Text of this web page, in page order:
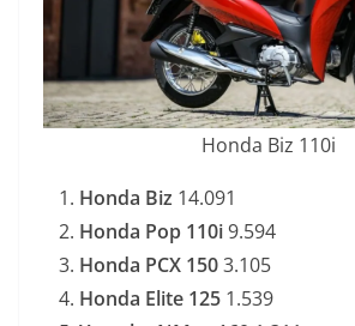
Honda Biz 110i
Honda Biz 14.091
Honda Pop 110i9.594
Honda PCX 1503.105
Honda Elite 125 1.539